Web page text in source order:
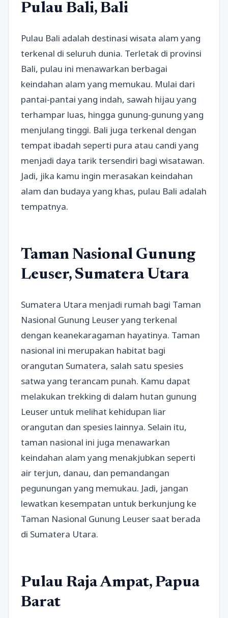
Pulau Bali, Bali
Pulau Bali adalah destinasi wisata alam yang
terkenal di seluruh dunia. Terletak di provinsi
Bali, pulau ini menawarkan berbagai
keindahan alam yang memukau. Mulai dari
pantai-pantai yang indah, sawah hijau yang
terhampar luas, hingga gunung-gunung yang
menjulang tinggi. Bali juga terkenal dengan
tempat ibadah seperti pura atau candi yang
menjadi daya tarik tersendiri bagi wisatawan.
Jadi, jika kamu ingin merasakan keindahan
alam dan budaya yang khas, pulau Bali adalah
tempatnya.
Taman Nasional Gunung
Leuser, Sumatera Utara
Sumatera Utara menjadi rumah bagi Taman
Nasional Gunung Leuser yang terkenal
dengan keanekaragaman hayatinya. Taman
nasional ini merupakan habitat bagi
orangutan Sumatera, salah satu spesies
satwa yang terancam punah. Kamu dapat
melakukan trekking di dalam hutan gunung
Leuser untuk melihat kehidupan liar
orangutan dan spesies lainnya. Selain itu,
taman nasional ini juga menawarkan
keindahan alam yang menakjubkan seperti
air terjun, danau, dan pemandangan
pegunungan yang memukau. Jadi, jangan
lewatkan kesempatan untuk berkunjung ke
Taman Nasional Gunung Leuser saat berada
di Sumatera Utara.
Pulau Raja Ampat, Papua
Barat